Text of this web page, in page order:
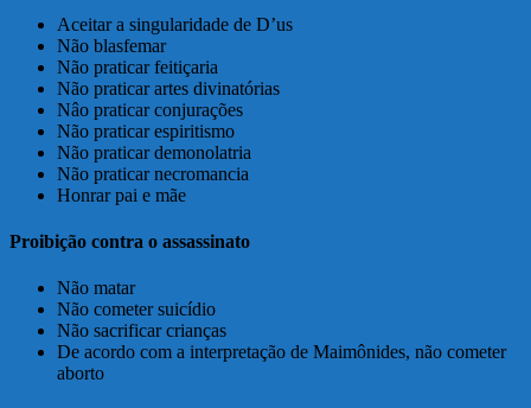
Aceitar a singularidade de D’us
Não blasfemar
Não praticar feitiçaria
Não praticar artes divinatórias
Nâo praticar conjurações
Não praticar espiritismo
Não praticar demonolatria
Não praticar necromancia
Honrar pai e mãe
Proibição contra o assassinato
Não matar
Não cometer suicídio
Não sacrificar crianças
De acordo com a interpretação de Maimônides, não cometer
aborto